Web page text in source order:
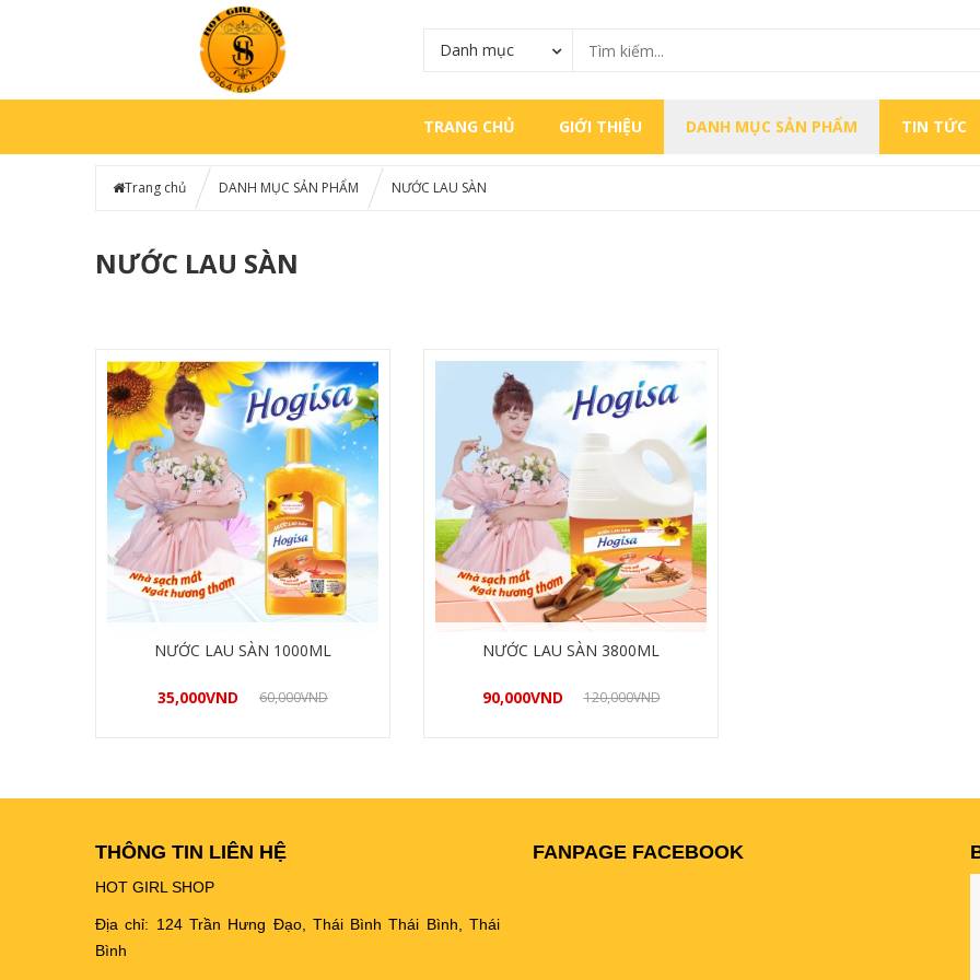
Danh mục
TRANG CHỦ GIỚI THIỆU DANH MỤC SẢN PHẨM TIN TỨC
Trang chủ DANH MỤC SẢN PHẨM NƯỚC LAU SÀN
NƯỚC LAU SÀN
NƯỚC LAU SÀN 1000ML
35,000VND 60,000VND
NƯỚC LAU SÀN 3800ML
90,000VND 120,000VND
THÔNG TIN LIÊN HỆ
HOT GIRL SHOP
Địa chỉ: 124 Trần Hưng Đạo, Thái Bình Thái Bình, Thái
Bình
FANPAGE FACEBOOK